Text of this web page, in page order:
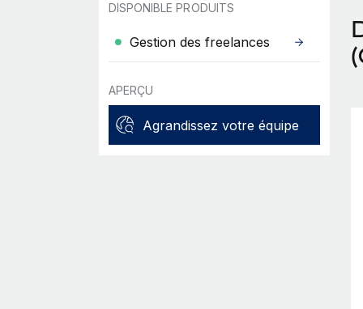
DISPONIBLE PRODUITS
Gestion des freelances
APERÇU
Agrandissez votre équipe